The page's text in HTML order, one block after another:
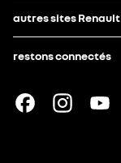
autres sites Renault
restons connectés